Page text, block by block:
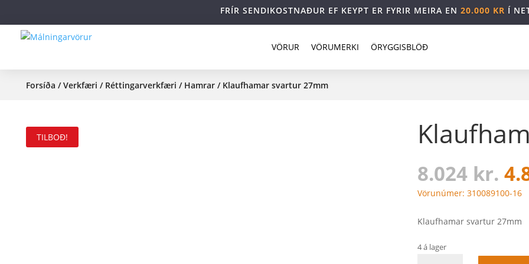
FRÍR SENDIKOSTNAÐUR EF KEYPT ER FYRIR MEIRA EN20.000 KR Í
VÖRUR VÖRUMERKI ÖRYGGISBLÖÐ
Forsíða /Verkfæri / Réttingarverkfæri / Hamrar/ Klaufhamar svartur 27mm
TILBOÐ!
Original
price
was:
8.024 kr..
8.024 kr.
is:
Vörunúmer: 310089100-16
Klaufhamar svartur 27mm
4 á lager